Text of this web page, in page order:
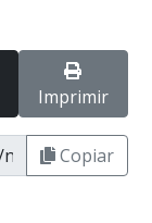
Imprimir
Copiar